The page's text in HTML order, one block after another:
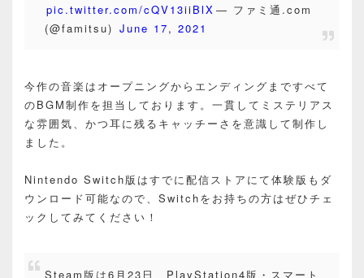
pic.twitter.com/cQV13iiBlX — ファミ通.com
(@famitsu) June 17, 2021
今作の音楽はオープニングからエンディングまですべて
のBGM制作を担当しております。一貫してミステリアス
な雰囲気、かつ耳に残るキャッチーさを意識して制作し
ました。
Nintendo Switch版はすでに配信ストアにて体験版もダ
ウンロード可能なので、Switchをお持ちの方はぜひチェ
ックしてみてください！
Steam版は6月23日、PlayStation4版・スマート